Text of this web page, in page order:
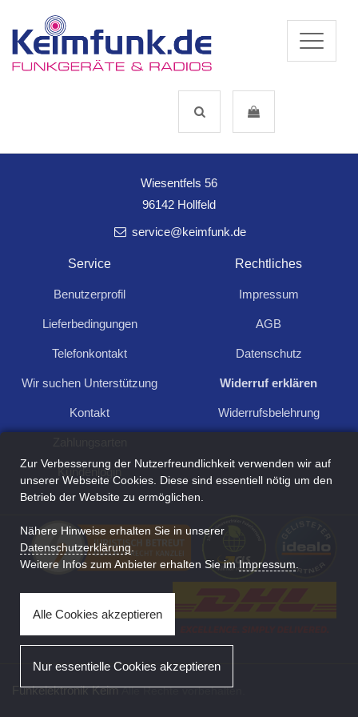
Für Anfragen und Rückfragen schreiben Sie
Wiesentfels 56
96142 Hollfeld
service@keimfunk.de
Service
Benutzerprofil
Lieferbedingungen
Telefonkontakt
Wir suchen Unterstützung
Kontakt
Kundenlogin
Rechtliches
Impressum
AGB
Datenschutz
Widerruf erklären
Widerrufsbelehrung
Funkelektronik KeimAlle Rechte vorbehalten.
Zur Verbesserung der Nutzerfreundlichkeit verwenden wir auf
unserer Webseite Cookies. Diese sind essentiell nötig um den
Betrieb der Website zu ermöglichen.
Nähere Hinweise erhalten Sie in unserer
Datenschutzerklärung.
Weitere Infos zum Anbieter erhalten Sie imImpressum
Alle Cookies akzeptieren
Nur essentielle Cookies akzeptieren